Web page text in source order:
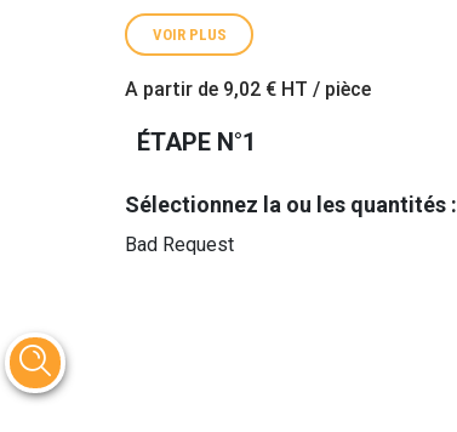
VOIR PLUS
A partir de 9,02 € HT / pièce
ÉTAPE N°1
Sélectionnez la ou les quantités :
Bad Request